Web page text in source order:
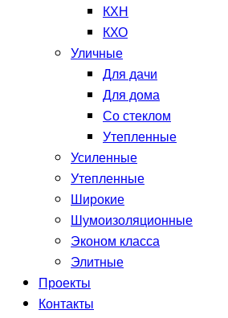
КХН
КХО
Уличные
Для дачи
Для дома
Со стеклом
Утепленные
Усиленные
Утепленные
Широкие
Шумоизоляционные
Эконом класса
Элитные
Проекты
Контакты